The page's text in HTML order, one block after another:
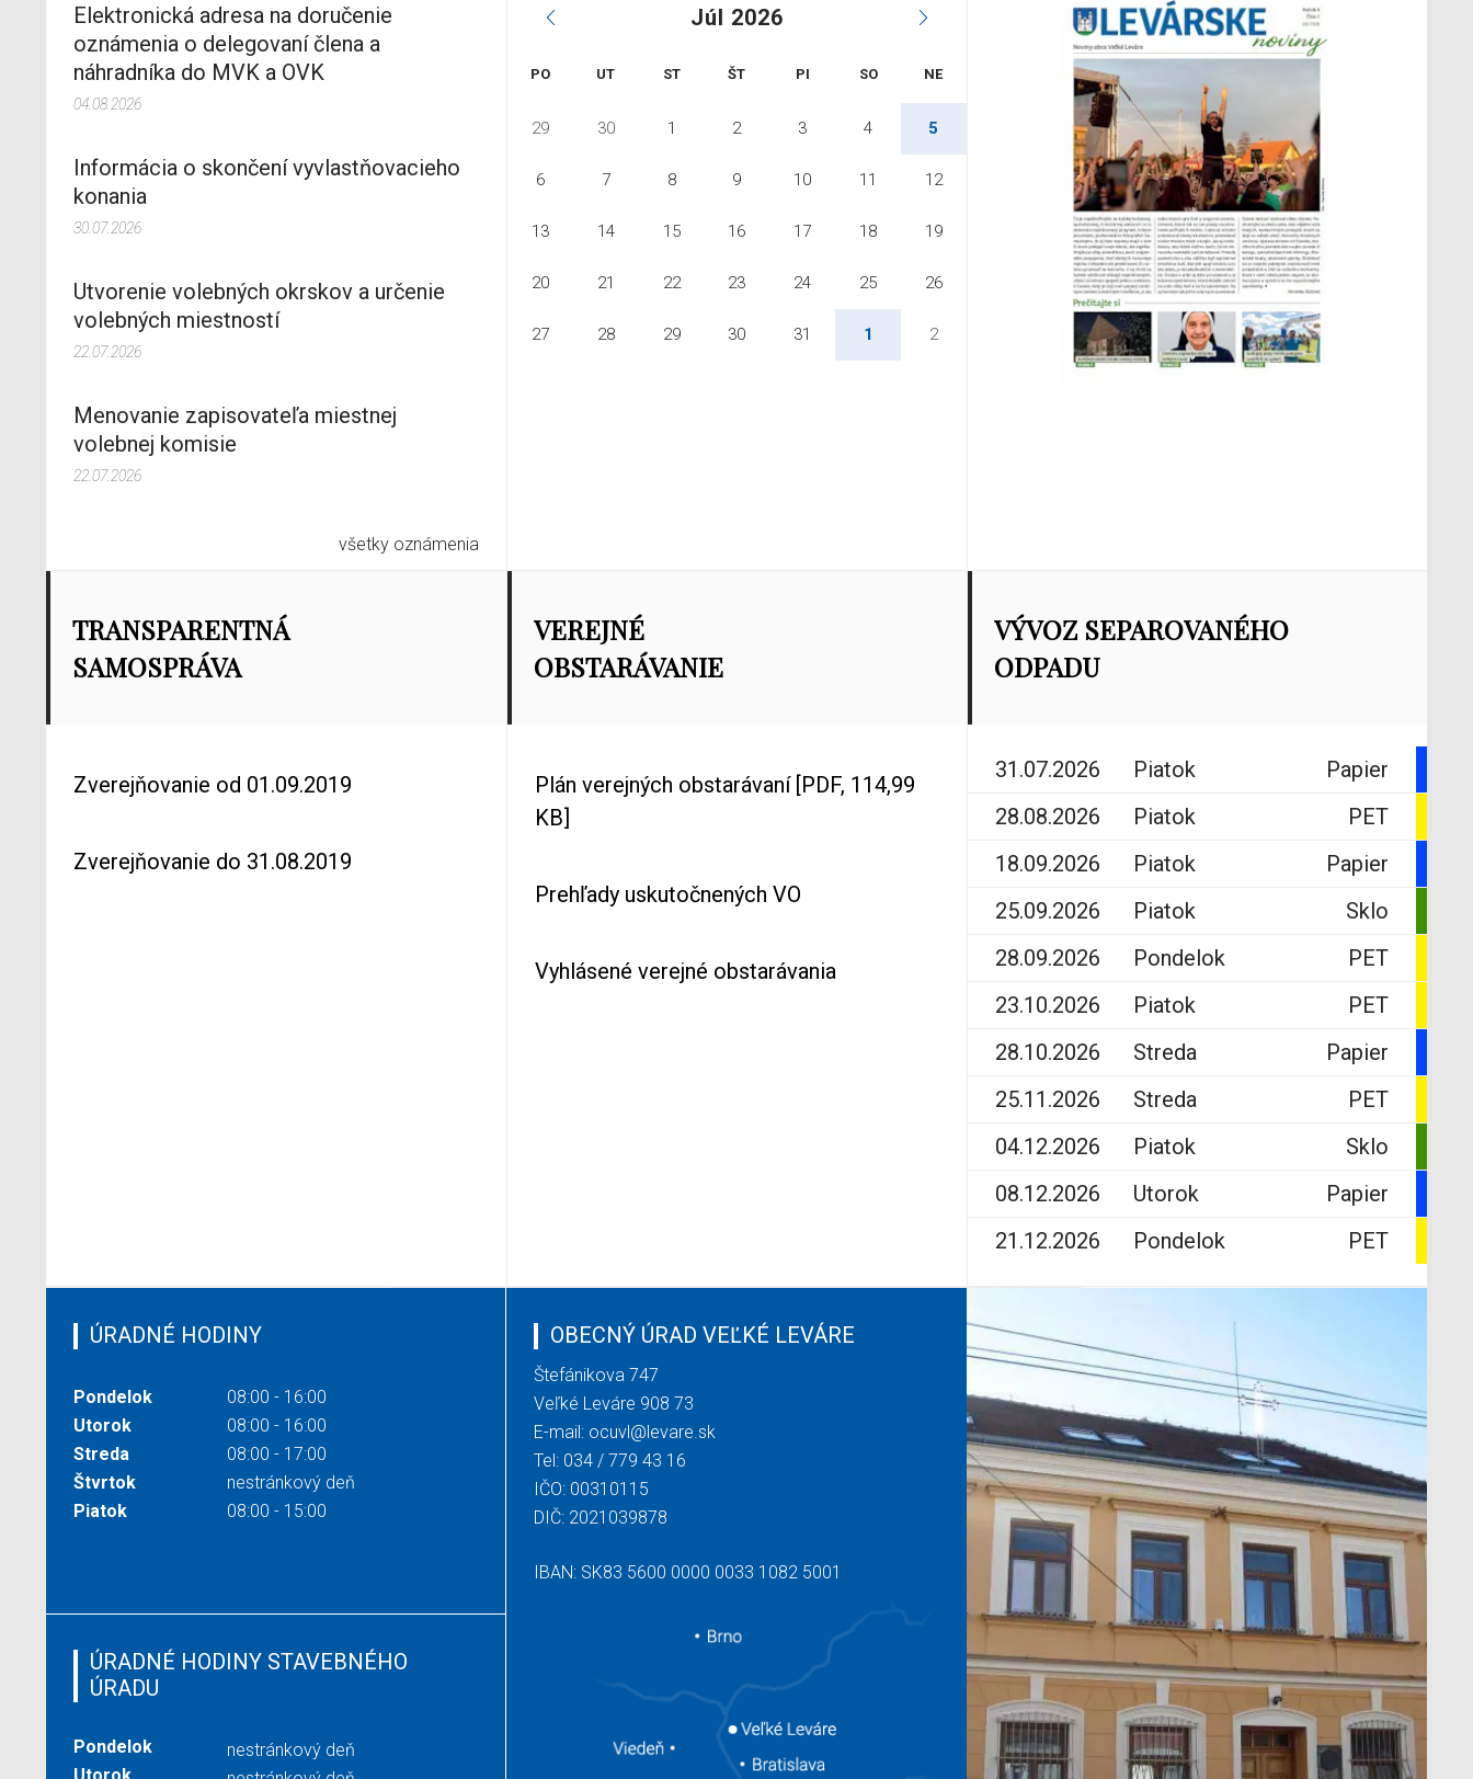
Elektronická adresa na doručenie
oznámenia o delegovaní člena a
náhradníka do MVK a OVK
04.08.2026
Informácia o skončení vyvlastňovacieho
konania
30.07.2026
Utvorenie volebných okrskov a určenie
volebných miestností
22.07.2026
Menovanie zapisovateľa miestnej
volebnej komisie
22.07.2026
všetky oznámenia
Júl 2026
PO UT ST ŠT PI SO NE
29 30 1 2 3 4 5
6 7 8 9 10 11 12
13 14 15 16 17 18 19
20 21 22 23 24 25 26
27 28 29 30 31 1 2
TRANSPARENTNÁ
SAMOSPRÁVA
Zverejňovanie od 01.09.2019
Zverejňovanie do 31.08.2019
VEREJNÉ
OBSTARÁVANIE
Plán verejných obstarávaní [PDF, 114,99
KB]
Prehľady uskutočnených VO
Vyhlásené verejné obstarávania
VÝVOZ SEPAROVANÉHO
ODPADU
Papier
31.07.2026
Piatok
PET
28.08.2026
Piatok
Papier
18.09.2026
Piatok
Sklo
25.09.2026
Piatok
PET
28.09.2026
Pondelok
PET
23.10.2026
Piatok
Papier
28.10.2026
Streda
PET
25.11.2026
Streda
Sklo
04.12.2026
Piatok
Papier
08.12.2026
Utorok
PET
21.12.2026 Pondelok
ÚRADNÉ HODINY
Pondelok
08:00 - 16:00
Utorok
08:00 - 16:00
Streda
08:00 - 17:00
Štvrtok
nestránkový deň
Piatok
08:00 - 15:00
ÚRADNÉ HODINY STAVEBNÉHO
ÚRADU
Pondelok
nestránkový deň
OBECNÝ ÚRAD VEĽKÉ LEVÁRE
Štefánikova 747
Veľké Leváre 908 73
E-mail: ocuvl@levare.sk
Tel: 034 / 779 43 16
IČO: 00310115
DIČ: 2021039878
IBAN: SK83 5600 0000 0033 1082 5001